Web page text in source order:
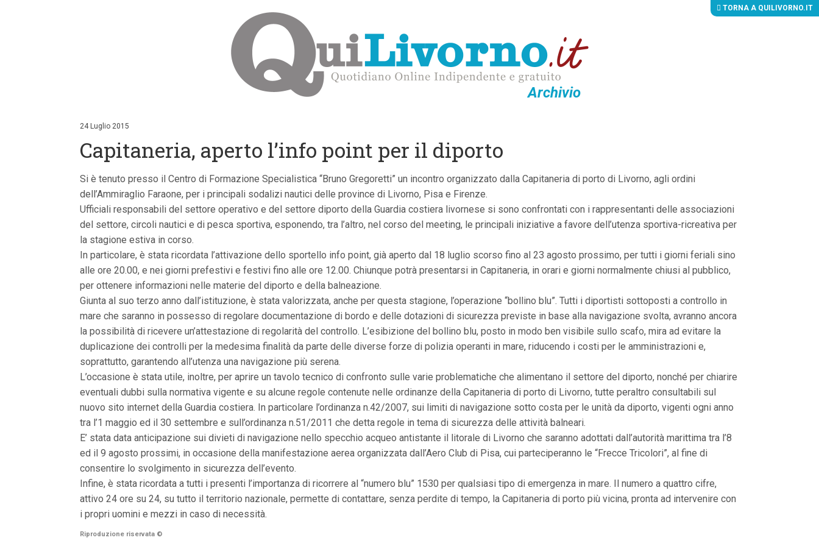
Archivio
i
i
c
n
t
e
n
t
i
r
i
c
i
a
l
V
a
i
a
l
e
n
ù
P
r
i
c
i
a
e
TORNA A QUILIVORNO.IT
24 Luglio 2015
Capitaneria, aperto l’info point per il diporto
Si è tenuto presso il Centro di Formazione Specialistica “Bruno Gregoretti” un incontro organizzato dalla Capitaneria di porto di Livorno, agli ordini
dell’Ammiraglio Faraone, per i principali sodalizi nautici delle province di Livorno, Pisa e Firenze.
Ufficiali responsabili del settore operativo e del settore diporto della Guardia costiera livornese si sono confrontati con i rappresentanti delle associazioni
del settore, circoli nautici e di pesca sportiva, esponendo, tra l’altro, nel corso del meeting, le principali iniziative a favore dell’utenza sportiva-ricreativa per
la stagione estiva in corso.
In particolare, è stata ricordata l’attivazione dello sportello info point, già aperto dal 18 luglio scorso fino al 23 agosto prossimo, per tutti i giorni feriali sino
alle ore 20.00, e nei giorni prefestivi e festivi fino alle ore 12.00. Chiunque potrà presentarsi in Capitaneria, in orari e giorni normalmente chiusi al pubblico,
per ottenere informazioni nelle materie del diporto e della balneazione.
Giunta al suo terzo anno dall’istituzione, è stata valorizzata, anche per questa stagione, l’operazione “bollino blu”. Tutti i diportisti sottoposti a controllo in
mare che saranno in possesso di regolare documentazione di bordo e delle dotazioni di sicurezza previste in base alla navigazione svolta, avranno ancora
la possibilità di ricevere un’attestazione di regolarità del controllo. L’esibizione del bollino blu, posto in modo ben visibile sullo scafo, mira ad evitare la
duplicazione dei controlli per la medesima finalità da parte delle diverse forze di polizia operanti in mare, riducendo i costi per le amministrazioni e,
soprattutto, garantendo all’utenza una navigazione più serena.
L’occasione è stata utile, inoltre, per aprire un tavolo tecnico di confronto sulle varie problematiche che alimentano il settore del diporto, nonché per chiarire
eventuali dubbi sulla normativa vigente e su alcune regole contenute nelle ordinanze della Capitaneria di porto di Livorno, tutte peraltro consultabili sul
nuovo sito internet della Guardia costiera. In particolare l’ordinanza n.42/2007, sui limiti di navigazione sotto costa per le unità da diporto, vigenti ogni anno
tra l’1 maggio ed il 30 settembre e sull’ordinanza n.51/2011 che detta regole in tema di sicurezza delle attività balneari.
E’ stata data anticipazione sui divieti di navigazione nello specchio acqueo antistante il litorale di Livorno che saranno adottati dall’autorità marittima tra l’8
ed il 9 agosto prossimi, in occasione della manifestazione aerea organizzata dall’Aero Club di Pisa, cui parteciperanno le “Frecce Tricolori”, al fine di
consentire lo svolgimento in sicurezza dell’evento.
Infine, è stata ricordata a tutti i presenti l’importanza di ricorrere al “numero blu” 1530 per qualsiasi tipo di emergenza in mare. Il numero a quattro cifre,
attivo 24 ore su 24, su tutto il territorio nazionale, permette di contattare, senza perdite di tempo, la Capitaneria di porto più vicina, pronta ad intervenire con
i propri uomini e mezzi in caso di necessità.
Riproduzione riservata ©